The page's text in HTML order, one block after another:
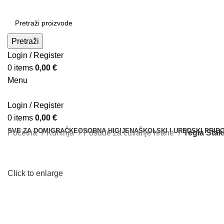
Pretraži
Login / Register
0 items 0,00 €
Menu
Login / Register
0 items 0,00 €
SVE ZA DOMIGRAČKEOSOBNA HIGIJENAŠKOLSKI I UREDSKI
Početna Kuhinja Posude za čuvanje hrane Tegla
Click to enlarge